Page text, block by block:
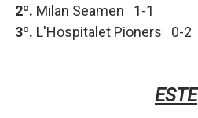
2º. Milan Seamen 1-1
3º. L'Hospitalet Pioners 0-2
ESTE